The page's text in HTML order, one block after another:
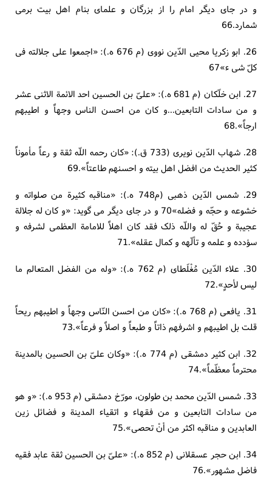
و در جای دیگر امام را از بزرگان و علمای بنام اهل بیت برمی
شمارد.66
26. ابو زکریا محیی الدّین نووی (م 676 ه.): «اجمعوا علی جلالته فی
کلّ شی ء»67
27. ابن خلّکان (م 681 ه.): «علیّ بن الحسین احد الائمة الاثنی عشر
و من سادات التابعین...و کان من احسن الناس وجهاً و اطیبهم
ارجاً».68
28. شهاب الدّین نویری (733 ق.): «کان رحمه اللّه ثقة و رعاً مأموناً
کثیر الحدیث من افضل اهل بیته و احسنهم طاعتاً».69
29. شمس الدّین ذهبی (م748 ه.): «مناقبه کثیرة من صلواته و
خشوعه و حجّه و فضله»70 و در جای دیگر می گوید: «و کان له جلالة
عجیبة و حُقّ له واللّه ذلک فقد کان اهلاً للامامة العظمی لشرفه و
سؤدده و علمه و تألّهه و کمال عقله».71
30. علاء الدّین مُغْلَطای (م 762 ه.): «وله من الفضل المتعالم ما
لیس لأحدٍ».72
31. یافعی (م 768 ه.): «کان من احسن النّاس وجهاً و اطیبهم ریحاً
قلت بل اطیبهم و اشرفهم ذاتاً و طبعاً و اصلاً و فرعاً».73
32. ابن کثیر دمشقی (م 774 ه.): «وکان علیّ بن الحسین بالمدینة
محترماً معظّماً».74
33. شمس الدّین محمد بن طولون، مورّخ دمشقی (م 953 ه.): «و هو
من سادات التابعین و من فقهاء و اتقیاء المدینة و فضائل زین
العابدین و مناقبه اکثر من أنْ تحصی».75
34. ابن حجر عسقلانی (م 852 ه.): «علیّ بن الحسین ثقة عابد فقیه
فاضل مشهور».76